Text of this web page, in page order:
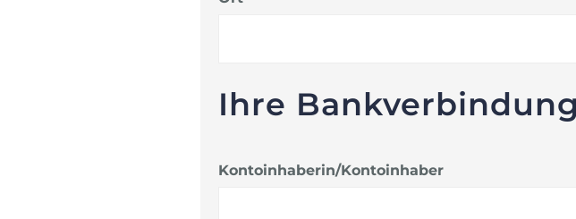
Ihre Bankverbindung
Kontoinhaberin/Kontoinhaber